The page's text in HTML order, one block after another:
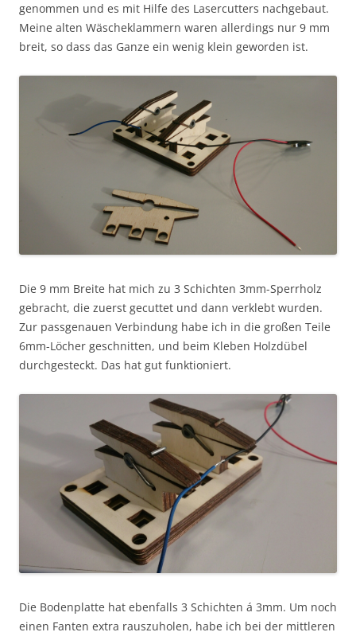
genommen und es mit Hilfe des Lasercutters nachgebaut.
Meine alten Wäscheklammern waren allerdings nur 9 mm
breit, so dass das Ganze ein wenig klein geworden ist.
Die 9 mm Breite hat mich zu 3 Schichten 3mm-Sperrholz
gebracht, die zuerst gecuttet und dann verklebt wurden.
Zur passgenauen Verbindung habe ich in die großen Teile
6mm-Löcher geschnitten, und beim Kleben Holzdübel
durchgesteckt. Das hat gut funktioniert.
Die Bodenplatte hat ebenfalls 3 Schichten á 3mm. Um noch
einen Fanten extra rauszuholen, habe ich bei der mittleren